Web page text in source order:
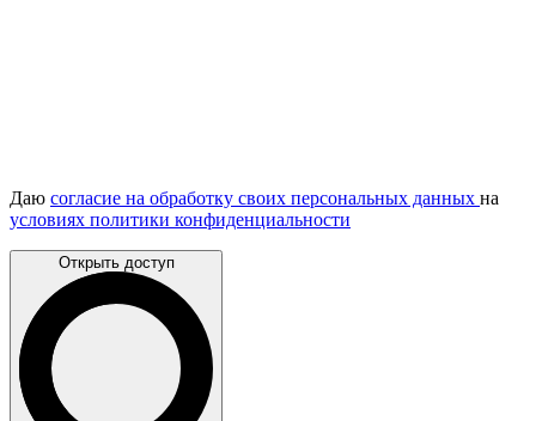
Даю согласие на обработку своих персональных данных на
условиях политики конфиденциальности
Открыть доступ